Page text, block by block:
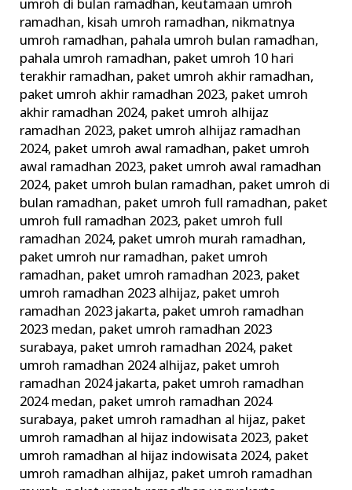
umroh di bulan ramadhan, keutamaan umroh
ramadhan, kisah umroh ramadhan, nikmatnya
umroh ramadhan, pahala umroh bulan ramadhan,
pahala umroh ramadhan, paket umroh 10 hari
terakhir ramadhan, paket umroh akhir ramadhan,
paket umroh akhir ramadhan 2023, paket umroh
akhir ramadhan 2024, paket umroh alhijaz
ramadhan 2023, paket umroh alhijaz ramadhan
2024, paket umroh awal ramadhan, paket umroh
awal ramadhan 2023, paket umroh awal ramadhan
2024, paket umroh bulan ramadhan, paket umroh di
bulan ramadhan, paket umroh full ramadhan, paket
umroh full ramadhan 2023, paket umroh full
ramadhan 2024, paket umroh murah ramadhan,
paket umroh nur ramadhan, paket umroh
ramadhan, paket umroh ramadhan 2023, paket
umroh ramadhan 2023 alhijaz, paket umroh
ramadhan 2023 jakarta, paket umroh ramadhan
2023 medan, paket umroh ramadhan 2023
surabaya, paket umroh ramadhan 2024, paket
umroh ramadhan 2024 alhijaz, paket umroh
ramadhan 2024 jakarta, paket umroh ramadhan
2024 medan, paket umroh ramadhan 2024
surabaya, paket umroh ramadhan al hijaz, paket
umroh ramadhan al hijaz indowisata 2023, paket
umroh ramadhan al hijaz indowisata 2024, paket
umroh ramadhan alhijaz, paket umroh ramadhan